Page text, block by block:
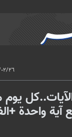
٢٦‏/٠٢‏/٢٠٢٦، ١٠:١٩ ص
واحدة